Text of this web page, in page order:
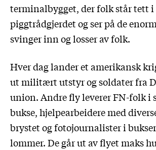
terminalbygget, der folk står tett
piggtrådgjerdet og ser på de
svinger inn og losser av folk.
Hver dag lander et amerikansk
ut militært utstyr og soldater fra
union. Andre fly leverer FN-folk i
bukse, hjelpearbeidere med
brystet og fotojournalister i
lommer. De går ut av flyet maks